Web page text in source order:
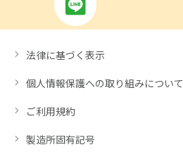
法律に基づく表示
個人情報保護への取り組みについて
ご利用規約
製造所固有記号